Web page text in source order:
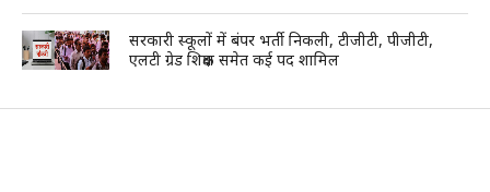
सरकारी स्कूलों में बंपर भर्ती निकली, टीजीटी, पीजीटी,
एलटी ग्रेड शिक्षक समेत कई पद शामिल